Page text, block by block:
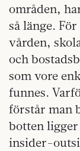
områden,
så länge.
vården,
och
som vore
funnes.
förstår man
botten
insider-